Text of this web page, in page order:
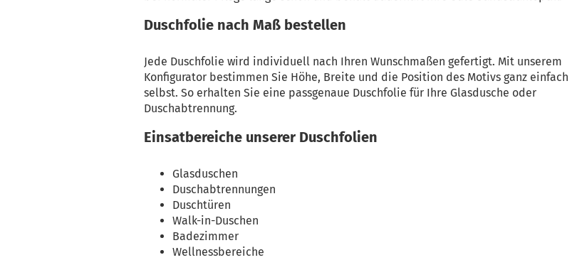
Duschfolie nach Maß bestellen
Jede Duschfolie wird individuell nach Ihren Wunschmaßen gefertigt. Mit unserem
Konfigurator bestimmen Sie Höhe, Breite und die Position des Motivs ganz einfach
selbst. So erhalten Sie eine passgenaue Duschfolie für Ihre Glasdusche oder
Duschabtrennung.
Einsatbereiche unserer Duschfolien
Glasduschen
Duschabtrennungen
Duschtüren
Walk-in-Duschen
Badezimmer
Wellnessbereiche